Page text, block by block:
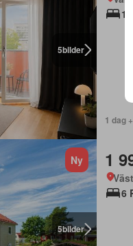
5bilder
1
1 dag
5bilder
Ny 1
6